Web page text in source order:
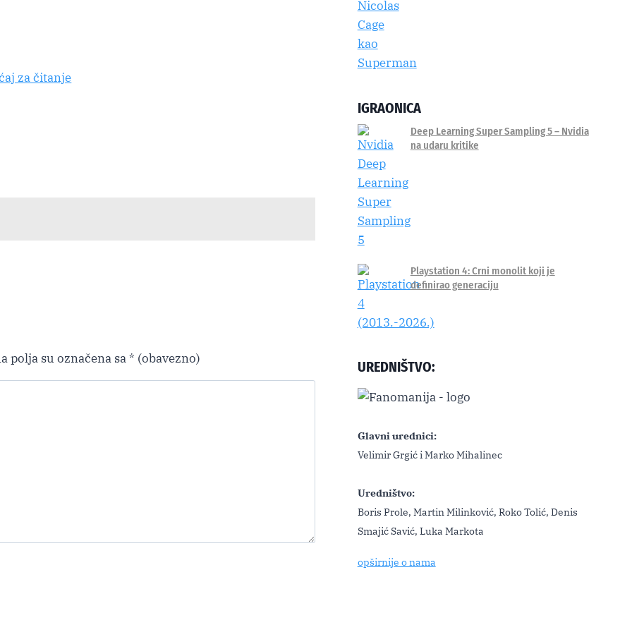
za čitanje
polja su označena sa* (obavezno)
IGRAONICA
Deep Learning Super Sampling 5 – Nvidia
na udaru kritike
Playstation 4: Crni monolit koji je
definirao generaciju
UREDNIŠTVO:
Glavni urednici:
Velimir Grgić i Marko Mihalinec
Uredništvo:
Boris Prole, Martin Milinković, Roko Tolić, Denis
Smajić Savić, Luka Markota
opširnije o nama